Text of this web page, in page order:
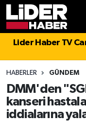
Lider Haber TV
HABERLER GÜNDEM
DMM'den
kanseri
iddialarına
Politika
Asayiş
Dünya
Hava Durumu
İstanbul
Trafik Durumu